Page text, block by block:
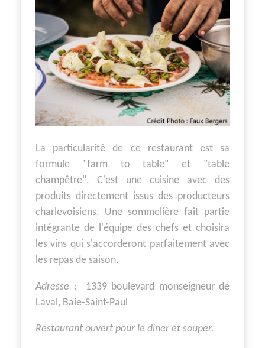
La particularité de ce restaurant est sa
formule "farm to table" et "table
champêtre". C'est une cuisine avec des
produits directement issus des producteurs
charlevoisiens. Une sommelière fait partie
intégrante de l'équipe des chefs et choisira
les vins qui s'accorderont parfaitement avec
les repas de saison.
Adresse : 1339 boulevard monseigneur de
Laval, Baie-Saint-Paul
Restaurant ouvert pour le diner et souper.